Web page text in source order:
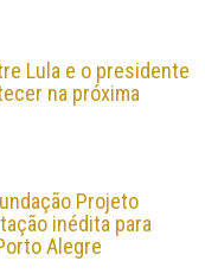
Lula e o presidente
na próxima
Projeto
inédita para
Alegre